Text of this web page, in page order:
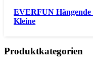
EVERFUN
Kleine
Produktkategorien